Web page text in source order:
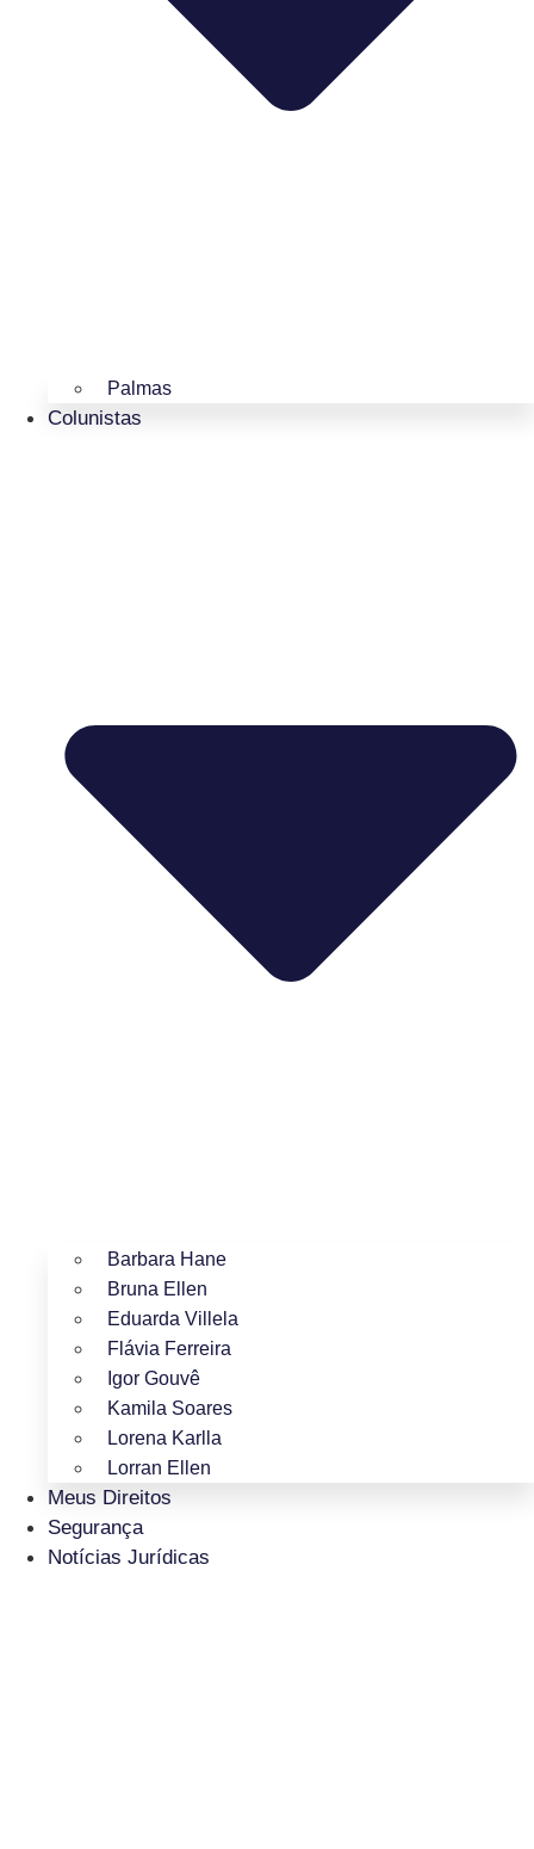
Palmas
Colunistas
Barbara Hane
Bruna Ellen
Eduarda Villela
Flávia Ferreira
Igor Gouvê
Kamila Soares
Lorena Karlla
Lorran Ellen
Meus Direitos
Segurança
Notícias Jurídicas